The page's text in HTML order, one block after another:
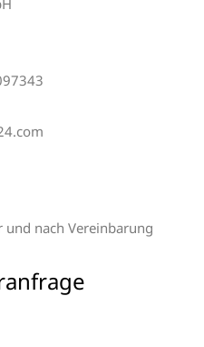
nach Vereinbarung